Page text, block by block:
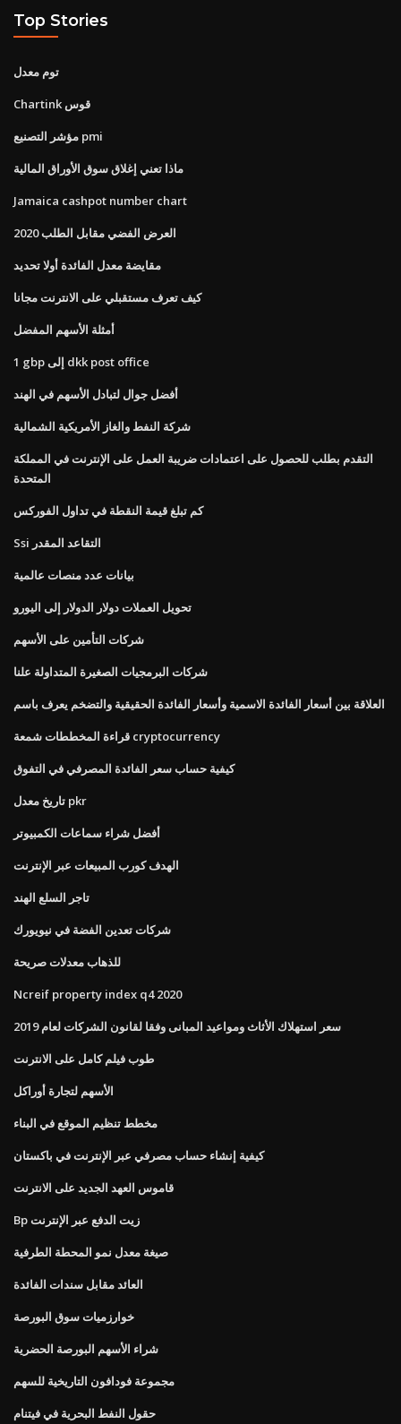
Top Stories
توم معدل
Chartink قوس
مؤشر التصنيع pmi
ماذا تعني إغلاق سوق الأوراق المالية
Jamaica cashpot number chart
العرض الفضي مقابل الطلب 2020
مقايضة معدل الفائدة أولا تحديد
كيف تعرف مستقبلي على الانترنت مجانا
أمثلة الأسهم المفضل
1 gbp إلى dkk post office
أفضل جوال لتبادل الأسهم في الهند
شركة النفط والغاز الأمريكية الشمالية
التقدم بطلب للحصول على اعتمادات ضريبة العمل على الإنترنت في المملكة
المتحدة
كم تبلغ قيمة النقطة في تداول الفوركس
Ssi التقاعد المقدر
بيانات عدد منصات عالمية
تحويل العملات دولار الدولار إلى اليورو
شركات التأمين على الأسهم
شركات البرمجيات الصغيرة المتداولة علنا
العلاقة بين أسعار الفائدة الاسمية وأسعار الفائدة الحقيقية والتضخم يعرف باسم
قراءة المخططات شمعة cryptocurrency
كيفية حساب سعر الفائدة المصرفي في التفوق
تاريخ معدل pkr
أفضل شراء سماعات الكمبيوتر
الهدف كورب المبيعات عبر الإنترنت
تاجر السلع الهند
شركات تعدين الفضة في نيويورك
للذهاب معدلات صريحة
Ncreif property index q4 2020
سعر استهلاك الأثاث ومواعيد المبانى وفقا لقانون الشركات لعام 2019
طوب فيلم كامل على الانترنت
الأسهم لتجارة أوراكل
مخطط تنظيم الموقع في البناء
كيفية إنشاء حساب مصرفي عبر الإنترنت في باكستان
قاموس العهد الجديد على الانترنت
Bp زيت الدفع عبر الإنترنت
صيغة معدل نمو المحطة الطرفية
العائد مقابل سندات الفائدة
خوارزميات سوق البورصة
شراء الأسهم البورصة الحضرية
مجموعة فودافون التاريخية للسهم
حقول النفط البحرية في فيتنام